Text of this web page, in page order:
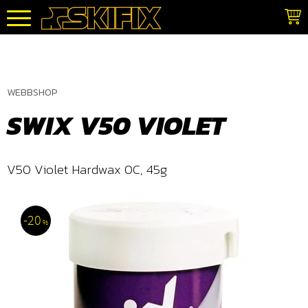
Meny
WEBBSHOP
SWIX V50 VIOLET
V50 Violet Hardwax 0C, 45g
20 %